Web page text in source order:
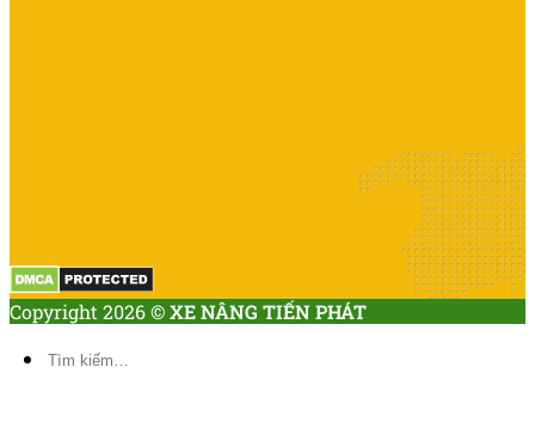
Copyright 2026 ©XE NÂNG TIẾN PHÁT
Tìm